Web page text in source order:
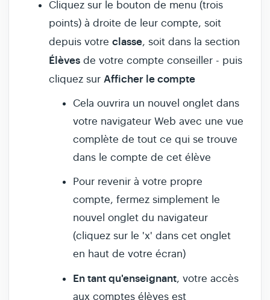
Cliquez sur le bouton de menu (trois
points) à droite de leur compte, soit
depuis votre classe, soit dans la section
Élèves de votre compte conseiller - puis
cliquez sur Afficher le compte
Cela ouvrira un nouvel onglet dans
votre navigateur Web avec une vue
complète de tout ce qui se trouve
dans le compte de cet élève
Pour revenir à votre propre
compte, fermez simplement le
nouvel onglet du navigateur
(cliquez sur le 'x' dans cet onglet
en haut de votre écran)
En tant qu'enseignant, votre accès
aux comptes élèves est